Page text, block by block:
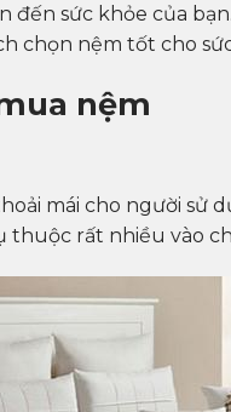
đến sức khỏe của
chọn nệm tốt cho
nệm
mái cho người sử
thuộc rất nhiều vào